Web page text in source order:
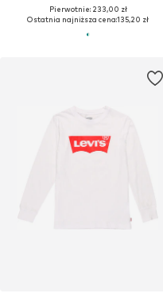
Pierwotnie: 233,00 zł
Ostatnia najniższa cena:135,20 zł